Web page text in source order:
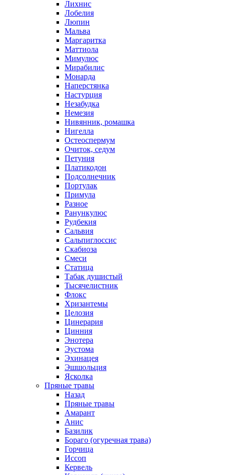
Лихнис
Лобелия
Люпин
Мальва
Маргаритка
Маттиола
Мимулюс
Мирабилис
Монарда
Наперстянка
Настурция
Незабудка
Немезия
Нивянник, ромашка
Нигелла
Остеоспермум
Очиток, седум
Петуния
Платикодон
Подсолнечник
Портулак
Примула
Разное
Ранункулюс
Рудбекия
Сальвия
Сальпиглоссис
Скабиоза
Смеси
Статица
Табак душистый
Тысячелистник
Флокс
Хризантемы
Целозия
Цинерария
Цинния
Энотера
Эустома
Эхинацея
Эшшольция
Ясколка
Пряные травы
Назад
Пряные травы
Амарант
Анис
Базилик
Бораго (огуречная трава)
Горчица
Иссоп
Кервель